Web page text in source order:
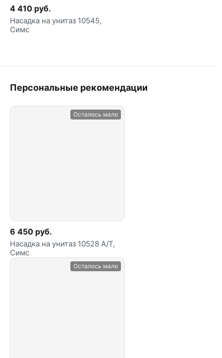
4 410 руб.
Насадка на унитаз 10545,
Симс
Персональные рекомендации
Осталось мало
6 450 руб.
Насадка на унитаз 10528 А/Т,
Симс
Осталось мало